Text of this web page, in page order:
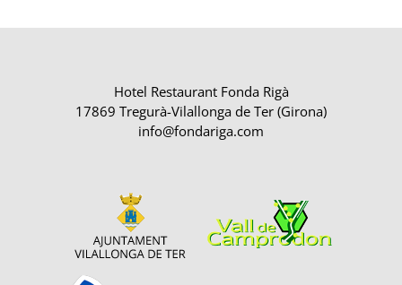
Hotel Restaurant Fonda Rigà
17869 Tregurà-Vilallonga de Ter (Girona)
info@fondariga.com